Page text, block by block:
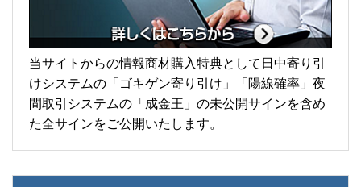
当サイトからの情報商材購入特典として日中寄り引
けシステムの「ゴキゲン寄り引け」「陽線確率」夜
間取引システムの「成金王」の未公開サインを含め
た全サインをご公開いたします。